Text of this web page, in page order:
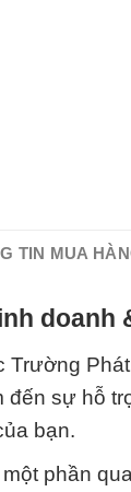
TIN MUA
doanh
Trường
đến sự hỗ
bạn.
phần